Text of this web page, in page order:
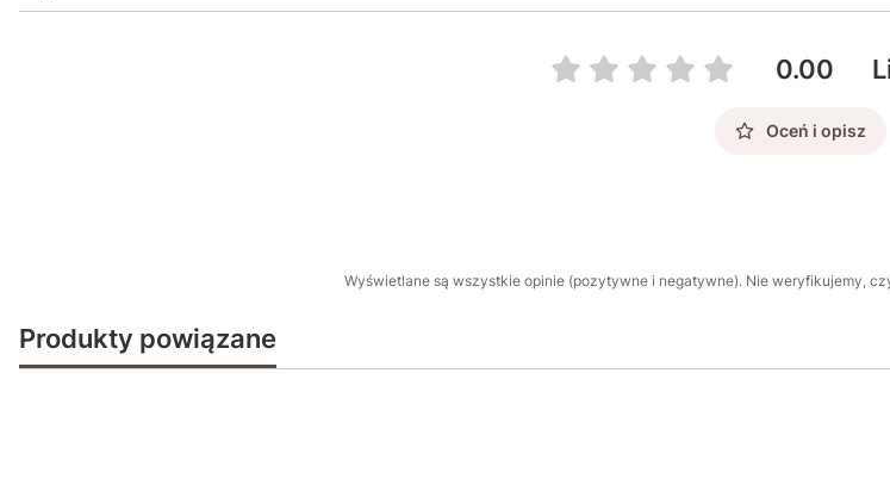
0.00
Oceń i opisz
Wyświetlane są wszystkie opinie (pozytywne i negatywne). Nie weryfikujemy,
Produkty powiązane